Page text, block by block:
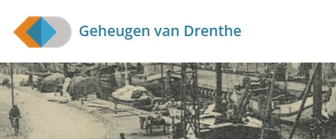
Skip to main content